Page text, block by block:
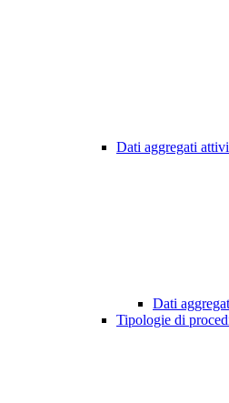
Dati aggregati
Dati
Tipologie di